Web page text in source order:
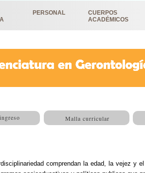
CUERPOS
ACADÉMICOS
PERSONAL
Malla curricular
comprendan la edad, la vejez y